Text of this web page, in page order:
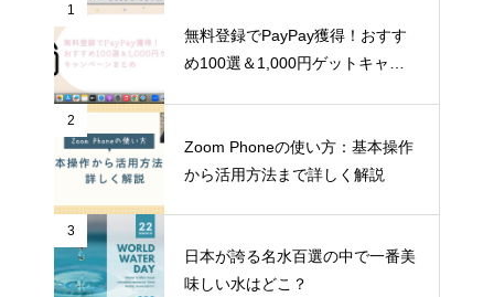
1
無料登録でPayPay獲得！おすす
め100選＆1,000円ゲットキャン
2
Zoom Phoneの使い方：基本操作
から活用方法まで詳しく解説
3
日本が誇る名水百選の中で一番美
味しい水はどこ？